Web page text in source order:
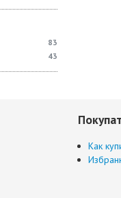
83
43
Как